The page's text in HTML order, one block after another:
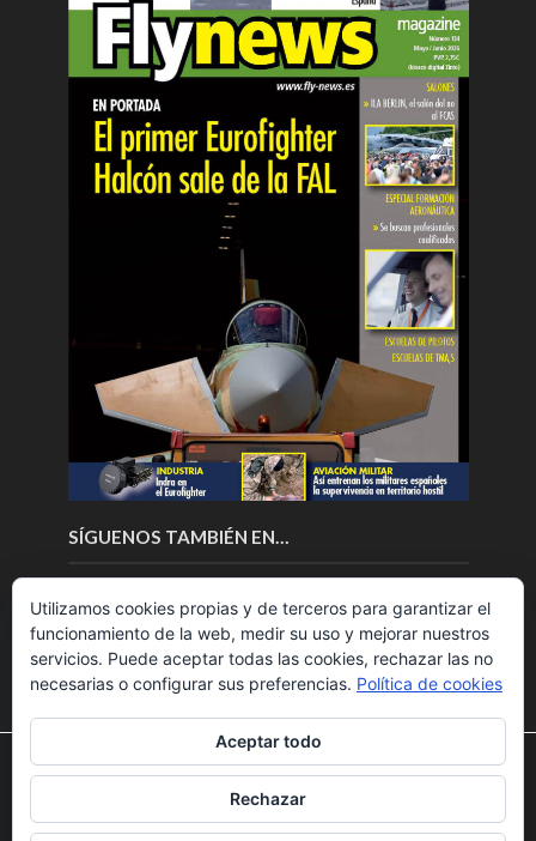
SÍGUENOS TAMBIÉN EN…
Copyright © 2018.Fly News.Noticias aerospacial
UAS aviación comercial
Utilizamos cookies para ofrecerte la mejor experiencia en
nuestra web.
Puedes aprender más sobre qué cookies utilizamos o
desactivarlas en losajustes.
Utilizamos cookies propias y de terceros para garantizar el
funcionamiento de la web, medir su uso y mejorar nuestros
servicios. Puede aceptar todas las cookies, rechazar las no
necesarias o configurar sus preferencias. Política de cookies
Aceptar todo
Rechazar